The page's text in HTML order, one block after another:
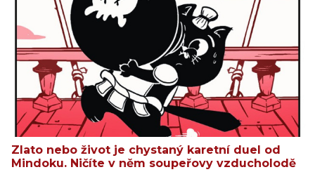
Zlato nebo život je chystaný karetní duel od
Mindoku. Ničíte v něm soupeřovy vzducholodě